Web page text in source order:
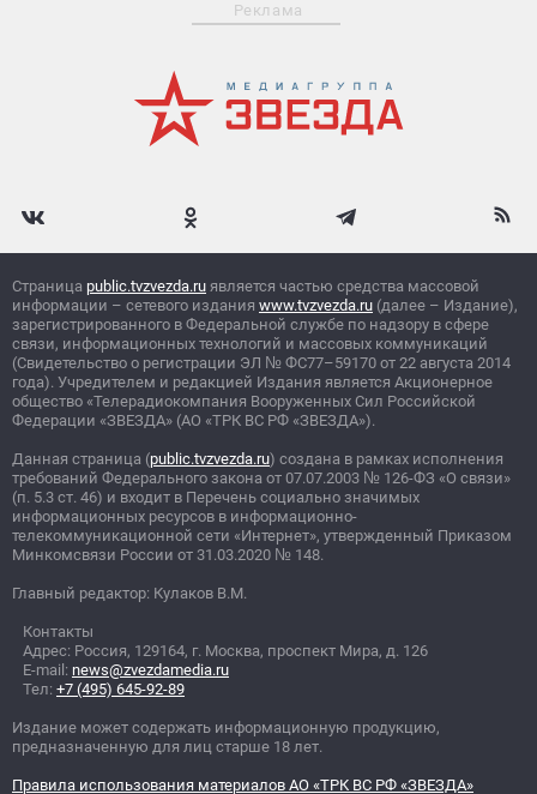
Реклама
Страница public.tvzvezda.ru является частью средства массовой
информации – сетевого издания www.tvzvezda.ru (далее – Издание),
зарегистрированного в Федеральной службе по надзору в сфере
связи, информационных технологий и массовых коммуникаций
(Свидетельство о регистрации ЭЛ № ФС77–59170 от 22 августа 2014
года). Учредителем и редакцией Издания является Акционерное
общество «Телерадиокомпания Вооруженных Сил Российской
Федерации «ЗВЕЗДА» (АО «ТРК ВС РФ «ЗВЕЗДА»).
Данная страница (public.tvzvezda.ru) создана в рамках исполнения
требований Федерального закона от 07.07.2003 № 126-ФЗ «О связи»
(п. 5.3 ст. 46) и входит в Перечень социально значимых
информационных ресурсов в информационно-
телекоммуникационной сети «Интернет», утвержденный Приказом
Минкомсвязи России от 31.03.2020 № 148.
Главный редактор: Кулаков В.М.
Контакты
Адрес: Россия, 129164, г. Москва, проспект Мира, д. 126
E-mail: news@zvezdamedia.ru
Тел: +7 (495) 645-92-89
Издание может содержать информационную продукцию,
предназначенную для лиц старше 18 лет.
Правила использования материалов АО «ТРК ВС РФ «ЗВЕЗДА»